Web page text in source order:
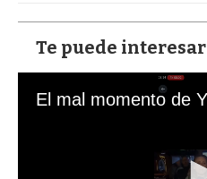
Te puede interesar